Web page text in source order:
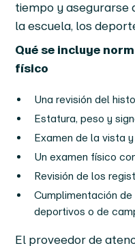
tiempo y asegurarse
la escuela, los
Qué se incluye
físico
Una revisión del
Estatura, peso y
Examen de la vista
Un examen físico
Revisión de los
Cumplimentación
deportivos o de
El proveedor de